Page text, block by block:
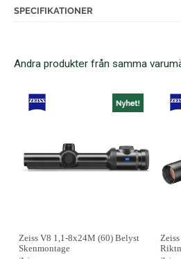
SPECIFIKATIONER
Andra produkter från samma
Zeiss V8 1,1-8x24M (60) Belyst
Skenmontage